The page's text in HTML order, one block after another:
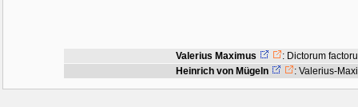
Valerius Maximus : Dictorum
Heinrich von Mügeln
: Valerius-